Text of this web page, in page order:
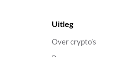
Uitleg
Over crypto’s